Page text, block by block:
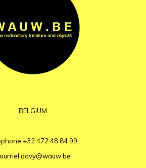
BELGIUM
+32 472 48 84 99
davy@wauw.be